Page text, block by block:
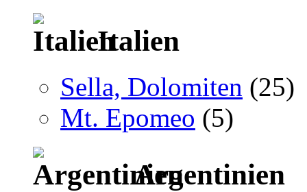
Italien
Sella, Dolomiten (25)
Mt. Epomeo (5)
Argentinien